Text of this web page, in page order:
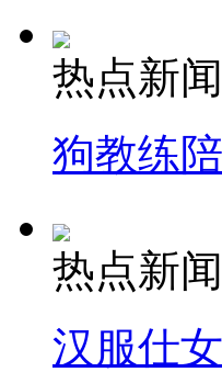
热点新闻
狗教练
热点新闻
汉服仕